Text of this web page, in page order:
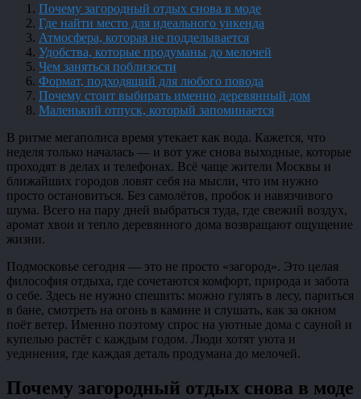
Почему загородный отдых снова в моде
Где найти место для идеального уикенда
Атмосфера, которая не подделывается
Удобства, которые продуманы до мелочей
Чем заняться поблизости
Формат, подходящий для любого повода
Почему стоит выбирать именно деревянный дом
Маленький отпуск, который запоминается
В ритме мегаполиса время утекает как вода. Кажется, что
неделя только началась — и вот уже снова выходные, которые
проходят в делах и телефонах. Всё чаще жители Москвы и
ближайших городов ловят себя на мысли, что им нужно
просто остановиться. Без самолётов, пробок и навязчивого
шума. Всего на пару дней выбраться туда, где свежий воздух,
аромат хвои и тепло деревянного дома возвращают ощущение
жизни.
Подмосковье сегодня — это не просто «загород». Это целая
философия отдыха, где сочетаются комфорт, природа и забота
о себе. Здесь не нужно спешить: можно гулять в лесу, париться
в бане, смотреть на огонь в камине и слушать, как за окном
поёт ветер. Именно поэтому спрос на уютные дома с сауной и
купелью растёт с каждым годом. Люди хотят уюта и
уединения, где каждая деталь продумана до мелочей.
Почему загородный отдых снова в моде